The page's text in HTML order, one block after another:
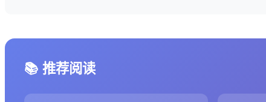
📚 推荐阅读